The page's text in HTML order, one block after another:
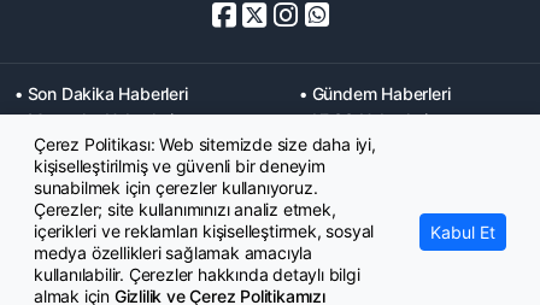
• Son Dakika Haberleri
• Gündem Haberleri
• Memurlar Haberleri
• KPSS Haberleri
• Ekonomi Haberleri
• Eğitim Haberleri
• Yaşam Haberleri
• Maaş Verileri Haberleri
• Mahkeme Kararları
Haberleri
Çerez Politikası: Web sitemizde size daha iyi,
kişiselleştirilmiş ve güvenli bir deneyim
sunabilmek için çerezler kullanıyoruz.
Çerezler; site kullanımınızı analiz etmek,
içerikleri ve reklamları kişiselleştirmek, sosyal
medya özellikleri sağlamak amacıyla
kullanılabilir. Çerezler hakkında detaylı bilgi
almak için Gizlilik ve Çerez Politikamızı
Kabul Et